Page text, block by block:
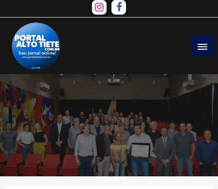
to
content